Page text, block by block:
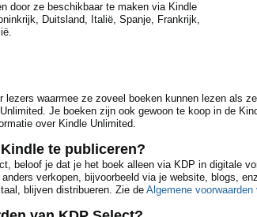
door ze beschikbaar te maken via Kindle
Duitsland, Italië, Spanje, Frankrijk,
lezers waarmee ze zoveel boeken kunnen lezen als
Je boeken zijn ook gewoon te koop in de
over Kindle Unlimited.
te publiceren?
beloof je dat je het boek alleen via KDP in digitale
verkopen, bijvoorbeeld via je website, blogs,
blijven distribueren. Zie de Algemene